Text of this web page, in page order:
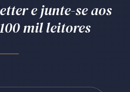
e junte-se aos
mil leitores